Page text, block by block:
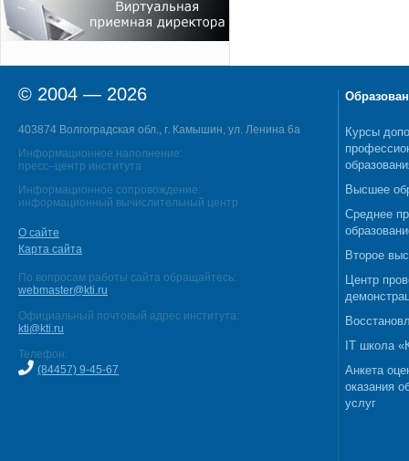
© 2004 — 2026
403874 Волгоградская обл., г. Камышин, ул. Ленина 6а
Информационное наполнение:
пресс–центр института
Информационное сопровождение:
информационный вычислительный центр
О сайте
Карта сайта
По вопросам работы сайта обращайтесь:
webmaster@kti.ru
Официальный почтовый адрес института:
kti@kti.ru
Телефон:
(84457) 9-45-67
Курсы
Высшее
Среднее
Второе
Центр
IT школа
Анкета
оказания
услуг